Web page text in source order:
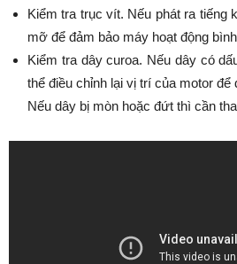
Kiểm tra trục vít. Nếu phát ra tiếng
mỡ để đảm bảo máy hoạt động
Kiểm tra dây curoa. Nếu dây có
thể điều chỉnh lại vị trí của motor
Nếu dây bị mòn hoặc đứt thì cần